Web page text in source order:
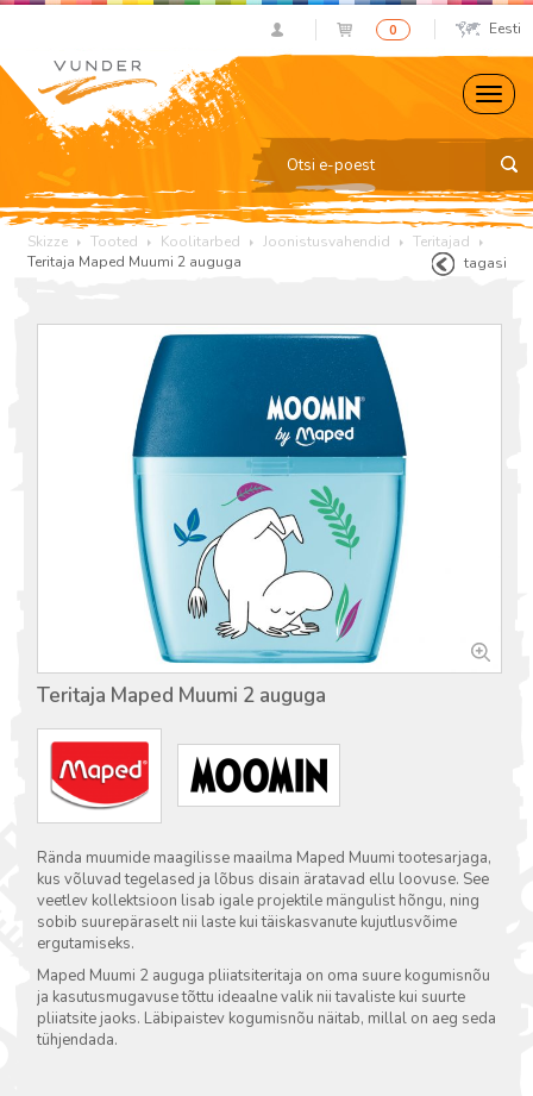
0 Eesti
Skizze Tooted Koolitarbed Joonistusvahendid
Teritajad
Teritaja Maped Muumi 2 auguga
tagasi
Teritaja Maped Muumi 2 auguga
Rända muumide maagilisse maailma Maped Muumi tootesarjaga,
kus võluvad tegelased ja lõbus disain äratavad ellu loovuse. See
veetlev kollektsioon lisab igale projektile mängulist hõngu, ning
sobib suurepäraselt nii laste kui täiskasvanute kujutlusvõime
ergutamiseks.
Maped Muumi 2 auguga pliiatsiteritaja on oma suure kogumisnõu
ja kasutusmugavuse tõttu ideaalne valik nii tavaliste kui suurte
pliiatsite jaoks. Läbipaistev kogumisnõu näitab, millal on aeg seda
tühjendada.